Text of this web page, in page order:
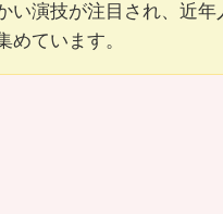
い演技が注目され、近年
めています。